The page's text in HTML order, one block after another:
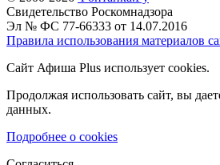
Свидетельство Роскомнадзора
Эл № ФС 77-66333 от 14.07.2016
Правила использования материалов
Сайт Афиша Plus использует cookies.
Продолжая использовать сайт, вы
данных.
Подробнее о cookies